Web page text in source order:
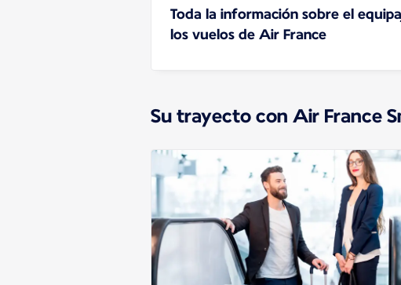
Toda la información sobre el
los vuelos de Air France
Su trayecto con Air France